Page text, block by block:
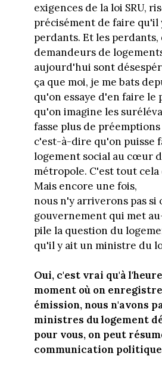
exigences de la loi SRU,
précisément de faire qu'il
perdants. Et les perdants,
demandeurs de
aujourd'hui sont
ça que moi, je me bats
qu'on essaye d'en faire le
qu'on imagine les
fasse plus de
c'est-à-dire qu'on puisse
logement social au cœur
métropole. C'est tout cela
Mais encore une fois,
nous n'y arriverons pas si
gouvernement qui met
pile la question du
qu'il y ait un ministre du
Oui, c'est vrai qu'à
moment où on
émission, nous n'avons
ministres du logement
pour vous, on peut
communication